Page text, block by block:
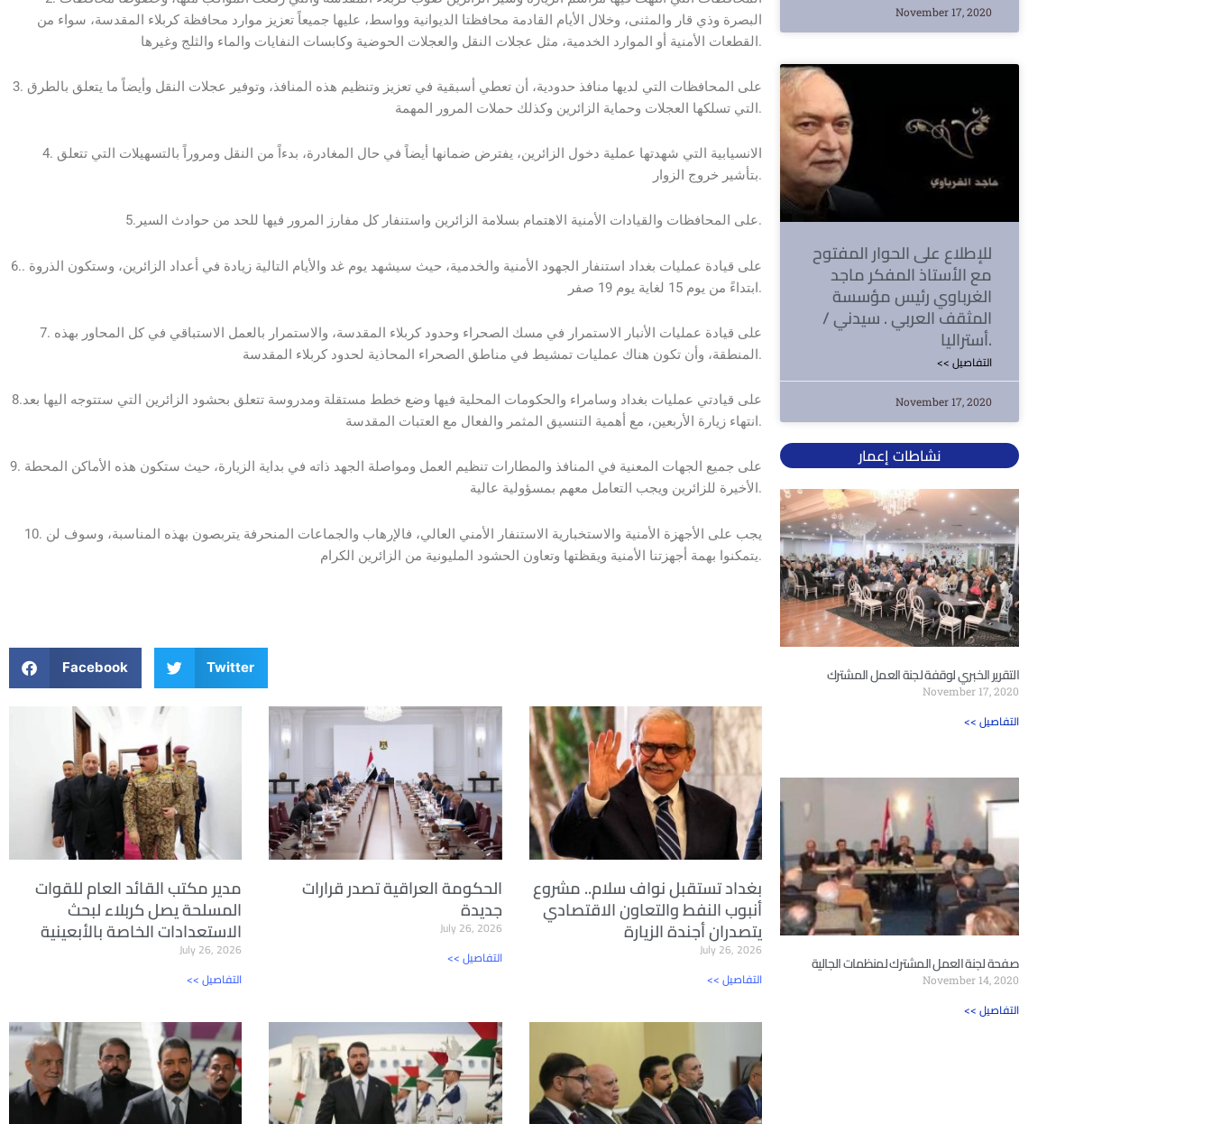
البصرة وذي قار والمثنى، وخلال الأيام القادمة محافظتا الديوانية وواسط، عليها جميعاً تعزيز موارد محافظة كربلاء المقدسة، سواء من
القطعات الأمنية أو الموارد الخدمية، مثل عجلات النقل والعجلات الحوضية وكابسات النفايات والماء والثلج وغيرها.
3. على المحافظات التي لديها منافذ حدودية، أن تعطي أسبقية في تعزيز وتنظيم هذه المنافذ، وتوفير عجلات النقل وأيضاً ما يتعلق بالطرق
التي تسلكها العجلات وحماية الزائرين وكذلك حملات المرور المهمة.
4. الانسيابية التي شهدتها عملية دخول الزائرين، يفترض ضمانها أيضاً في حال المغادرة، بدءاً من النقل ومروراً بالتسهيلات التي تتعلق
بتأشير خروج الزوار.
5.على المحافظات والقيادات الأمنية الاهتمام بسلامة الزائرين واستنفار كل مفارز المرور فيها للحد من حوادث السير.
6.. على قيادة عمليات بغداد استنفار الجهود الأمنية والخدمية، حيث سيشهد يوم غد والأيام التالية زيادة في أعداد الزائرين، وستكون الذروة
ابتداءً من يوم 15 لغاية يوم 19 صفر.
7. على قيادة عمليات الأنبار الاستمرار في مسك الصحراء وحدود كربلاء المقدسة، والاستمرار بالعمل الاستباقي في كل المحاور بهذه
المنطقة، وأن تكون هناك عمليات تمشيط في مناطق الصحراء المحاذية لحدود كربلاء المقدسة.
8.على قيادتي عمليات بغداد وسامراء والحكومات المحلية فيها وضع خطط مستقلة ومدروسة تتعلق بحشود الزائرين التي ستتوجه اليها بعد
انتهاء زيارة الأربعين، مع أهمية التنسيق المثمر والفعال مع العتبات المقدسة.
9. على جميع الجهات المعنية في المنافذ والمطارات تنظيم العمل ومواصلة الجهد ذاته في بداية الزيارة، حيث ستكون هذه الأماكن المحطة
الأخيرة للزائرين ويجب التعامل معهم بمسؤولية عالية.
10. يجب على الأجهزة الأمنية والاستخبارية الاستنفار الأمني العالي، فالإرهاب والجماعات المنحرفة يتربصون بهذه المناسبة، وسوف لن
يتمكنوا بهمة أجهزتنا الأمنية ويقظتها وتعاون الحشود المليونية من الزائرين الكرام.
Facebook Twitter
مدير مكتب القائد العام للقوات
المسلحة يصل كربلاء لبحث
الاستعدادات الخاصة بالأبعينية
July 26, 2026
<< التفاصيل
الحكومة العراقية تصدر قرارات
جديدة
July 26, 2026
<< التفاصيل
بغداد تستقبل نواف سلام.. مشروع
أنبوب النفط والتعاون الاقتصادي
يتصدران أجندة الزيارة
July 26, 2026
<< التفاصيل
November 17, 2020
للإطلاع على الحوار المفتوح
مع الأستاذ المفكر ماجد
الغرباوي رئيس مؤسسة
المثقف العربي . سيدني /
أستراليا.
<< التفاصيل
November 17, 2020
نشاطات إعمار
التقرير الخبري لوقفة لجنة العمل المشترك
November 17, 2020
<< التفاصيل
صفحة لجنة العمل المشترك لمنظمات الجالية
November 14, 2020
<< التفاصيل